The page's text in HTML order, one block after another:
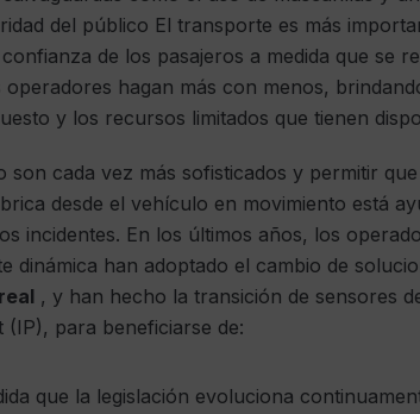
del público El transporte es más
de los pasajeros a medida que se
hagan más con menos,
y los recursos limitados que tienen
cada vez más sofisticados y permitir que
desde el vehículo en movimiento está
incidentes. En los últimos años, los
dinámica han adoptado el cambio de
, y han hecho la transición de sensores
para beneficiarse de:
que la legislación evoluciona